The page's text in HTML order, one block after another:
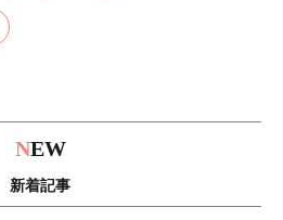
NEW
新着記事